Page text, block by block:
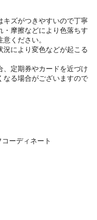
キズがつきやすいので丁寧
・摩擦などにより色落ちす
ください。
況により変色などが起こる
、定期券やカードを近づけ
なる場合がございますので